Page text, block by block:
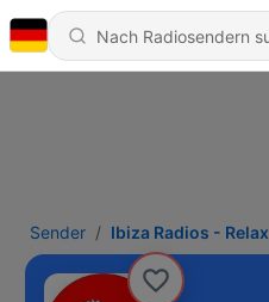
Sender Ibiza Radios - Relax